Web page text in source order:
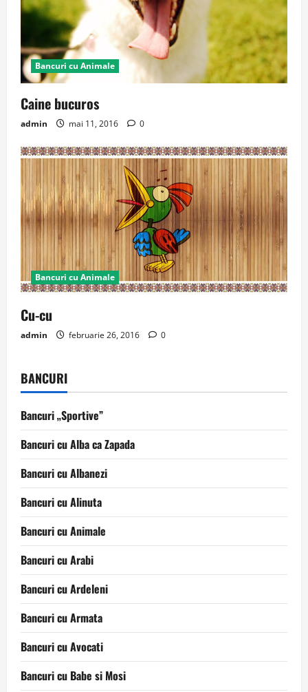
Bancuri cu Animale
Caine bucuros
admin mai 11, 2016 0
Bancuri cu Animale
Cu-cu
admin februarie 26, 2016 0
BANCURI
Bancuri „Sportive”
Bancuri cu Alba ca Zapada
Bancuri cu Albanezi
Bancuri cu Alinuta
Bancuri cu Animale
Bancuri cu Arabi
Bancuri cu Ardeleni
Bancuri cu Armata
Bancuri cu Avocati
Bancuri cu Babe si Mosi